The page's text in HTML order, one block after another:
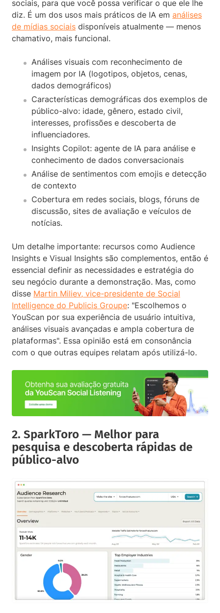
sociais, para que você possa verificar o que ele lhe
diz. É um dos usos mais práticos de IA em análises
de mídias sociais disponíveis atualmente — menos
chamativo, mais funcional.
Análises visuais com reconhecimento de
imagem por IA (logotipos, objetos, cenas,
dados demográficos)
Características demográficas dos exemplos de
público-alvo: idade, gênero, estado civil,
interesses, profissões e descoberta de
influenciadores.
Insights Copilot: agente de IA para análise e
conhecimento de dados conversacionais
Análise de sentimentos com emojis e detecção
de contexto
Cobertura em redes sociais, blogs, fóruns de
discussão, sites de avaliação e veículos de
notícias.
Um detalhe importante: recursos como Audience
Insights e Visual Insights são complementos, então é
essencial definir as necessidades e estratégia do
seu negócio durante a demonstração. Mas, como
disse Martin Miliev, vice-presidente de Social
Intelligence do Publicis Groupe: "Escolhemos o
YouScan por sua experiência de usuário intuitiva,
análises visuais avançadas e ampla cobertura de
plataformas". Essa opinião está em consonância
com o que outras equipes relatam após utilizá-lo.
2. SparkToro — Melhor para
pesquisa e descoberta rápidas de
público-alvo